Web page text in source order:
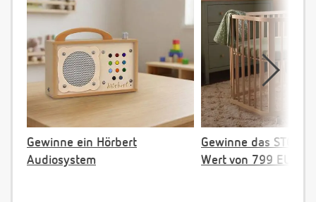
Gewinne ein Hörbert
Audiosystem
Gewinne das
Wert von 799 EUR